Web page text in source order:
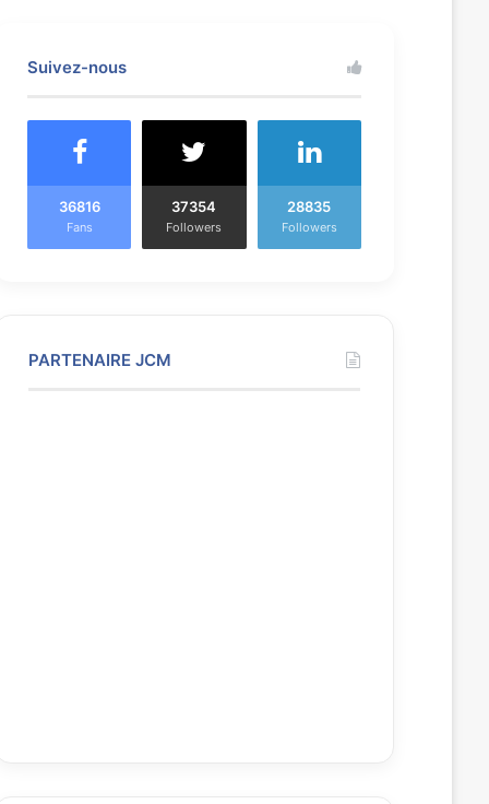
Suivez-nous
36816
Fans
37354
Followers
28835
Followers
PARTENAIRE JCM